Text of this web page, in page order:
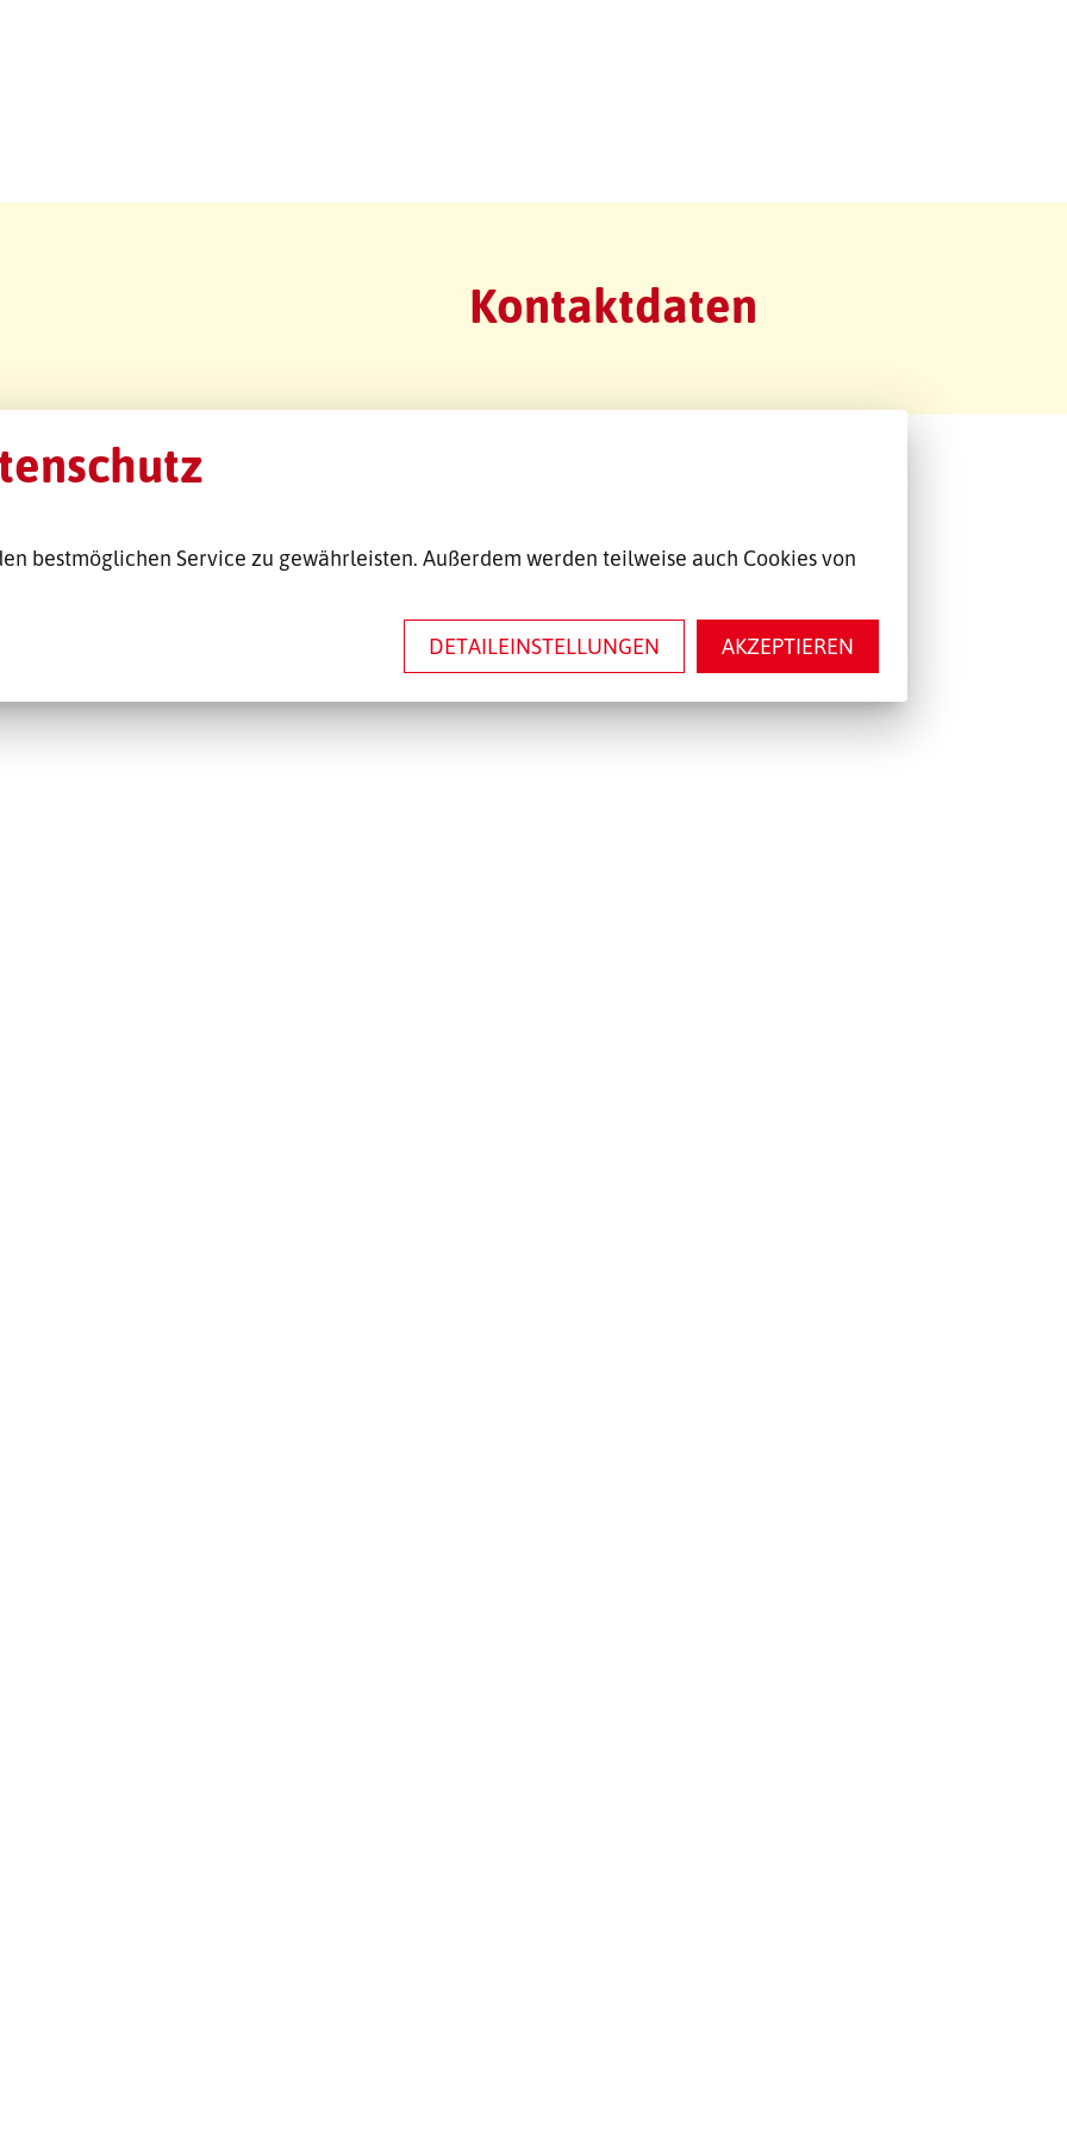
Kontaktdaten
bestmöglichen Service zu gewährleisten. Außerdem werden teilweise auch Cookies von
DETAILEINSTELLUNGEN AKZEPTIEREN